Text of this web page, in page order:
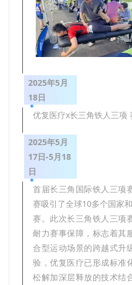
2025年5月
18日
优复医疗x长三角铁人三项
2025年5月
17日-5月18
日
首届长三角国际铁人三项
赛吸引了全球10多个国家
赛。此次长三角铁人三项
耐力赛事保障，标志着其
合型运动场景的跨越式升
验，优复医疗已形成标准
松解加深层释放的技术结